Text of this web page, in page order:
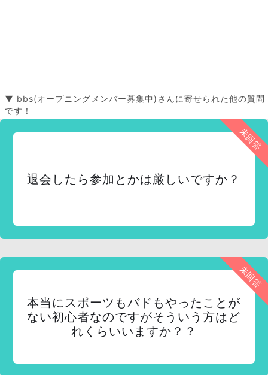
▼ bbs(オープニングメンバー募集中)さんに寄せられた他の質問
です！
未回答
退会したら参加とかは厳しいですか？
未回答
本当にスポーツもバドもやったことが
ない初心者なのですがそういう方はど
れくらいいますか？？